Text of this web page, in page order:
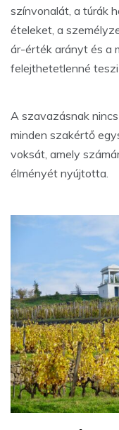
színvonalát, a túrák
ételeket, a
ár-érték arányt és a
felejthetetlenné
A szavazásnak
minden szakértő
voksát, amely
élményét nyújtotta.